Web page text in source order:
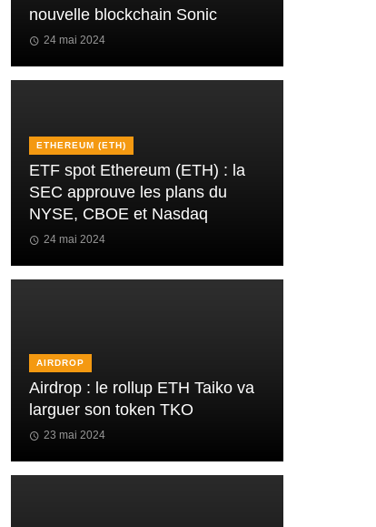
nouvelle blockchain Sonic
24 mai 2024
ETHEREUM (ETH)
ETF spot Ethereum (ETH) : la
SEC approuve les plans du
NYSE, CBOE et Nasdaq
24 mai 2024
AIRDROP
Airdrop : le rollup ETH Taiko va
larguer son token TKO
23 mai 2024